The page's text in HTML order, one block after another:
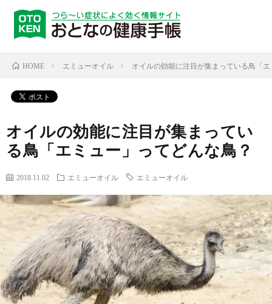
HOME エミューオイル オイルの効能に注目が集まっている鳥「
オイルの効能に注目が集まってい
る鳥「エミュー」ってどんな鳥？
2018.11.02 エミューオイル エミューオイル